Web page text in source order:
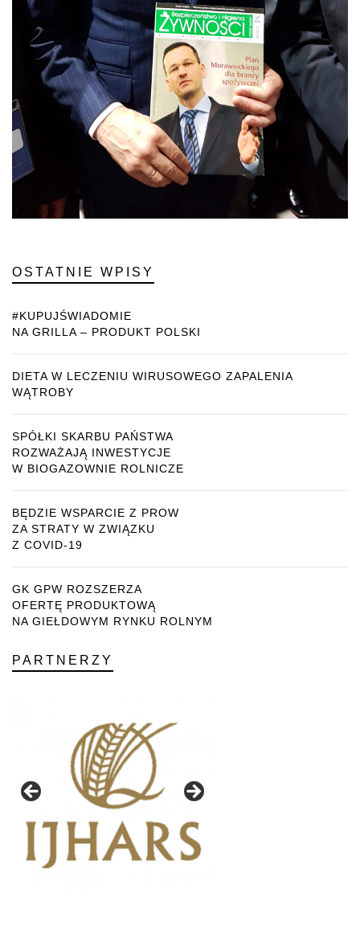
OSTATNIE WPISY
#KUPUJŚWIADOMIE
NA GRILLA – PRODUKT POLSKI
DIETA W LECZENIU WIRUSOWEGO ZAPALENIA
WĄTROBY
SPÓŁKI SKARBU PAŃSTWA
ROZWAŻAJĄ INWESTYCJE
W BIOGAZOWNIE ROLNICZE
BĘDZIE WSPARCIE Z PROW
ZA STRATY W ZWIĄZKU
Z COVID-19
GK GPW ROZSZERZA
OFERTĘ PRODUKTOWĄ
NA GIEŁDOWYM RYNKU ROLNYM
PARTNERZY